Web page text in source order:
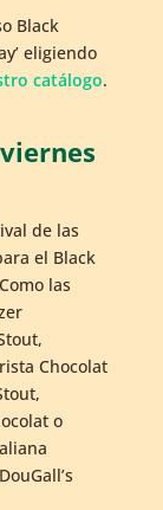
Black
eligiendo
catálogo.
de las
el Black
las
Chocolat
o